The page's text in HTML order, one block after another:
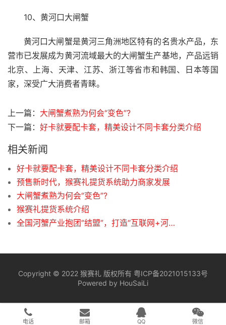
10、黄河口大闸蟹
黄河口大闸蟹是黄河三角洲地区特有的名贵水产品，东
营市已发展成为黄河流域最大的大闸蟹生产基地，产品远销
北京、上海、天津、江苏、浙江等省市和韩国、日本等国
家，深受广大消费者青睐。
上一篇： 大闸蟹煮熟为何会“变色”?
下一篇： 好卡就要配卡套，精美设计不同卡套分类介绍
相关新闻
好卡就要配卡套，精美设计不同卡套分类介绍
预售新时代，猴赛礼提货系统助力商家发展
大闸蟹煮熟为何会“变色”?
猴赛礼提货系统介绍
全国河蟹产业抱团“结盟”，打造“互联网+河蟹”新生态
Copyright © 2022 猴赛礼 版权所有 粤ICP备2021015133号
Powered by HouSaiLi
电话 邮箱 QQ 微信